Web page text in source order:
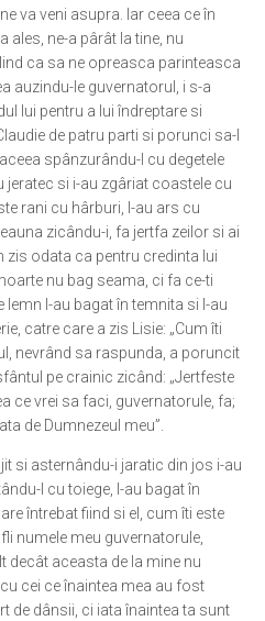
va veni asupra. Iar ceea ce în
ales, ne-a pârât la tine, nu
ca sa ne opreasca parinteasca
auzindu-le guvernatorul, i s-a
lui pentru a lui îndreptare si
de patru parti si porunci sa-l
spânzurându-l cu degetele
si i-au zgâriat coastele cu
rani cu hârburi, l-au ars cu
zicându-i, fa jertfa zeilor si ai
zis odata ca pentru credinta lui
nu bag seama, ci fa ce-ti
lemn l-au bagat în temnita si l-au
catre care a zis Lisie: „Cum îti
nevrând sa raspunda, a poruncit
pe crainic zicând: „Jertfeste
ce vrei sa faci, guvernatorule, fa;
de Dumnezeul meu”.
si asternându-i jaratic din jos i-au
l cu toiege, l-au bagat în
întrebat fiind si el, cum îti este
numele meu guvernatorule,
decât aceasta de la mine nu
cei ce înaintea mea au fost
de dânsii, ci iata înaintea ta sunt